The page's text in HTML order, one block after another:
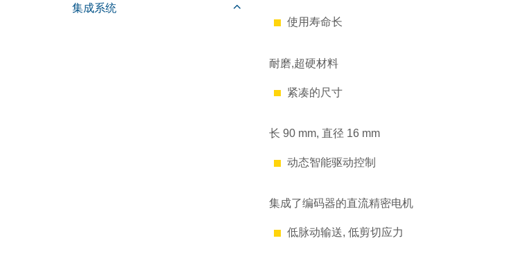
集成系统
使用寿命长
耐磨,超硬材料
紧凑的尺寸
长 90 mm, 直径 16 mm
动态智能驱动控制
集成了编码器的直流精密电机
低脉动输送, 低剪切应力